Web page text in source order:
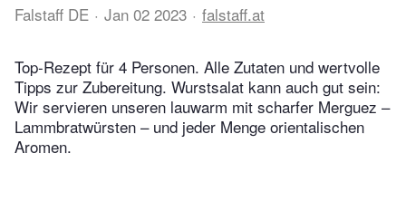
Falstaff DE Jan 02 2023 falstaff.at
Top-Rezept für 4 Personen. Alle Zutaten und wertvolle
Tipps zur Zubereitung. Wurstsalat kann auch gut sein:
Wir servieren unseren lauwarm mit scharfer Merguez –
Lammbratwürsten – und jeder Menge orientalischen
Aromen.